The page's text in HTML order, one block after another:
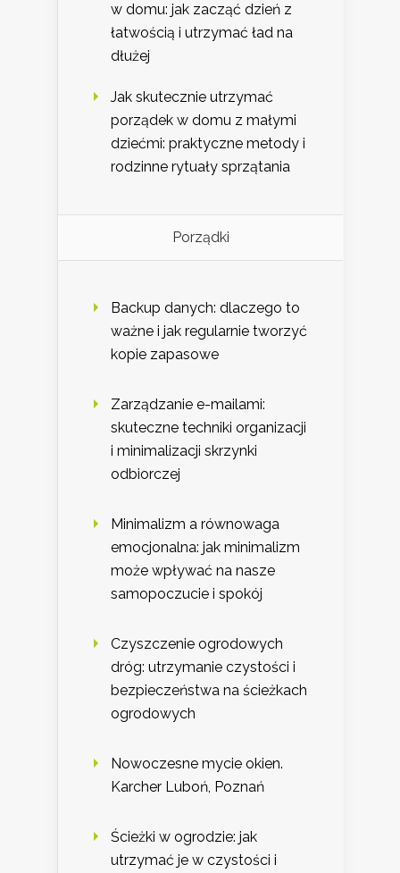
w domu: jak zacząć dzień z
łatwością i utrzymać ład na
dłużej
Jak skutecznie utrzymać
porządek w domu z małymi
dziećmi: praktyczne metody i
rodzinne rytuały sprzątania
Porządki
Backup danych: dlaczego to
ważne i jak regularnie tworzyć
kopie zapasowe
Zarządzanie e-mailami:
skuteczne techniki organizacji
i minimalizacji skrzynki
odbiorczej
Minimalizm a równowaga
emocjonalna: jak minimalizm
może wpływać na nasze
samopoczucie i spokój
Czyszczenie ogrodowych
dróg: utrzymanie czystości i
bezpieczeństwa na ścieżkach
ogrodowych
Nowoczesne mycie okien.
Karcher Luboń, Poznań
Ścieżki w ogrodzie: jak
utrzymać je w czystości i